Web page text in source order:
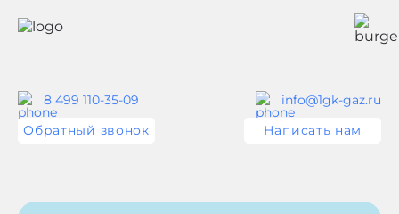
8 499 110-35-09
Обратный звонок
info@1gk-gaz.ru
Написать нам